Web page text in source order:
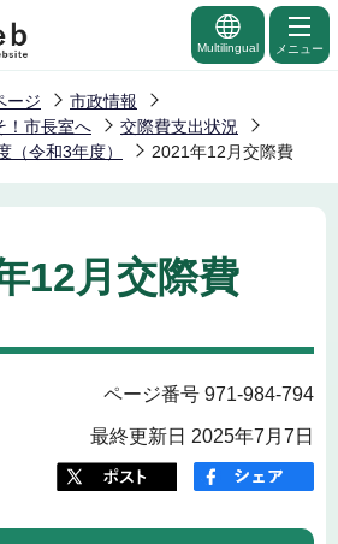
Multilingual メニュー
ージ
市政情報
！市長室へ
交際費支出状況
（令和3年度）
2021年12月交際費
12月交際費
ページ番号 971-984-794
最終更新日 2025年7月7日